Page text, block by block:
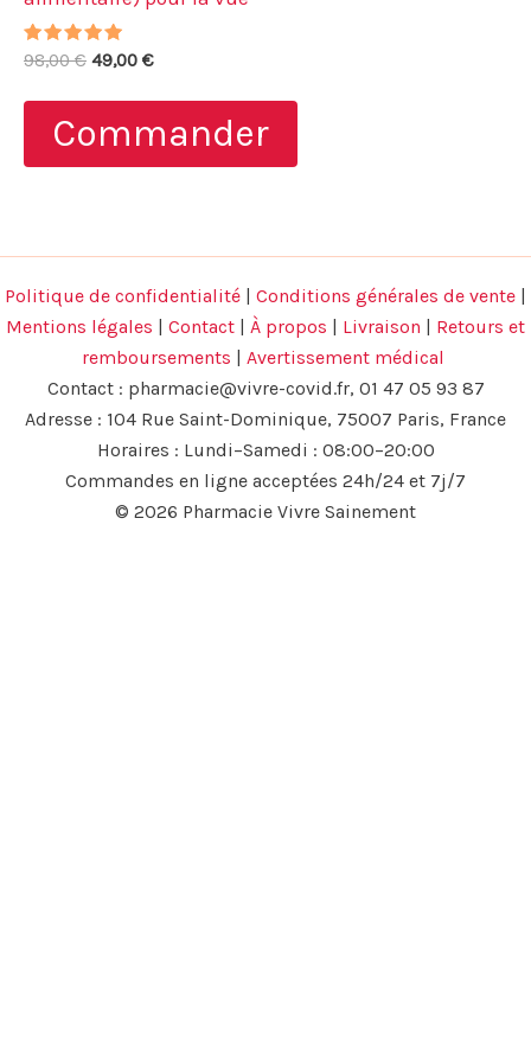
Note
98,00€ Le
initial
était :
98,00 €.
49,00 €Le
actuel
est :
49,00 €.
Commander
Politique de confidentialité Conditions générales de vente
Mentions légales
Contact À propos Livraison
Retours et
remboursements
Avertissement médical
Contact : pharmacie@vivre-covid.fr, 01 47 05 93 87
Adresse : 104 Rue Saint-Dominique, 75007 Paris, France
Horaires : Lundi–Samedi : 08:00–20:00
Commandes en ligne acceptées 24h/24 et 7j/7
© 2026 Pharmacie Vivre Sainement